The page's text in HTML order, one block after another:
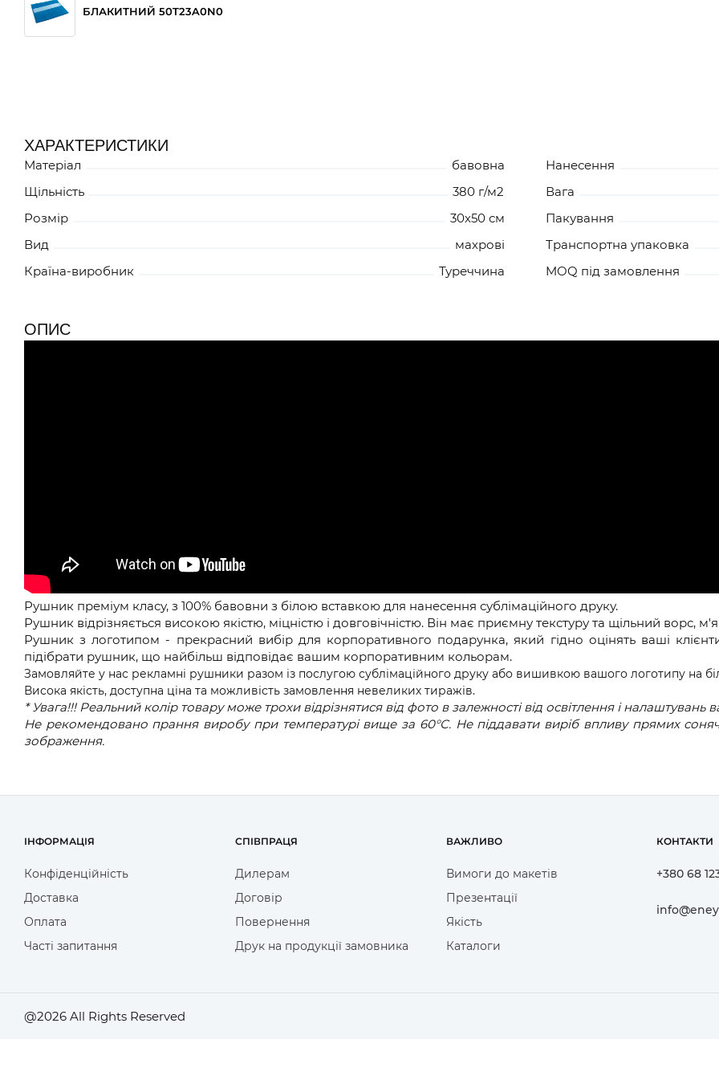
БЛАКИТНИЙ 50T23A0N0
ХАРАКТЕРИСТИКИ
Матеріал
бавовна
Щільність
380 г/м2
Розмір
30х50 см
Вид
махрові
Країна-виробник
Туреччина
Нанесення
Вага
Пакування
Транспортна упаковка
MOQ під замовлення
ОПИС
Рушник преміум класу, з 100% бавовни з білою вставкою для нанесення сублімаційного друку.
Рушник відрізняється високою якістю, міцністю і довговічністю. Він має приємну текстуру та щільний ворс,
Рушник з логотипом - прекрасний вибір для корпоративного подарунка, який гідно оцінять ваші клієнти
підібрати рушник, що найбільш відповідає вашим корпоративним кольорам.
Замовляйте у нас рекламні рушники разом із послугою сублімаційного друку або вишивкою вашого логотипу на
Висока якість, доступна ціна та можливість замовлення невеликих тиражів.
* Увага!!! Реальний колір товару може трохи відрізнятися від фото в залежності від освітлення і налаштувань
Не рекомендовано прання виробу при температурі вище за 60°С. Не піддавати виріб впливу прямих
зображення.
ІНФОРМАЦІЯ
Конфіденційність
Доставка
Оплата
Часті запитання
СПІВПРАЦЯ
Дилерам
Договір
Повернення
Друк на продукції замовника
ВАЖЛИВО
Вимоги до макетів
Презентації
Якість
Каталоги
КОНТАКТИ
+380 68
@2026 All Rights Reserved